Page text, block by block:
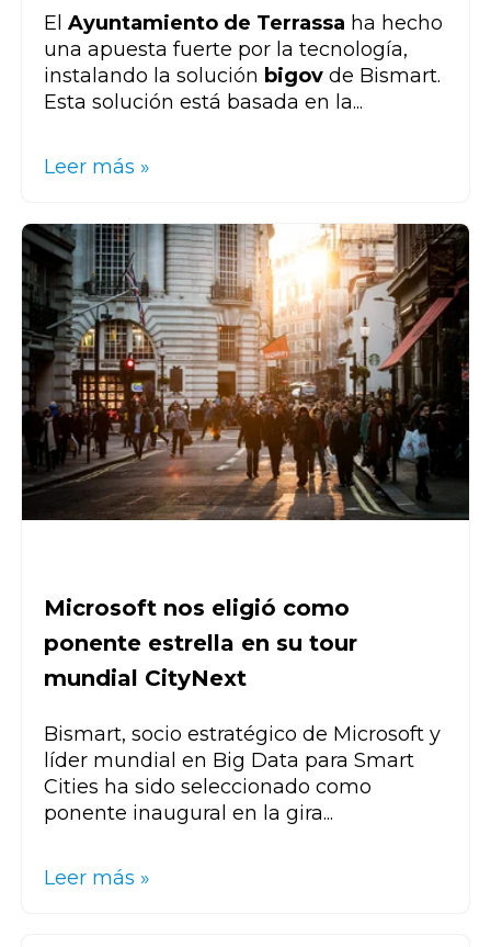
El Ayuntamiento de Terrassa ha hecho
una apuesta fuerte por la tecnología,
instalando la solución bigov de Bismart.
Esta solución está basada en la...
Leer más »
Microsoft nos eligió como
ponente estrella en su tour
mundial CityNext
Bismart, socio estratégico de Microsoft y
líder mundial en Big Data para Smart
Cities ha sido seleccionado como
ponente inaugural en la gira...
Leer más »